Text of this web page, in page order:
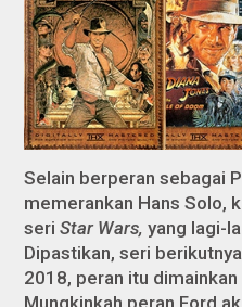
Selain berperan sebagai
memerankan Hans Solo,
seriStar Wars,yang lagi-
Dipastikan, seri
2018, peran itu dimainkan